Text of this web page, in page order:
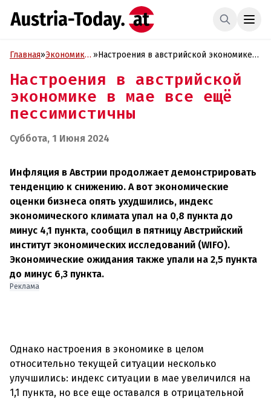
Главная»Экономика »Настроения в австрийской экономике в
Настроения в австрийской
экономике в мае все ещё
пессимистичны
Суббота, 1 Июня 2024
Инфляция в Австрии продолжает демонстрировать
тенденцию к снижению. А вот экономические
оценки бизнеса опять ухудшились, индекс
экономического климата упал на 0,8 пункта до
минус 4,1 пункта, сообщил в пятницу Австрийский
институт экономических исследований (WIFO).
Экономические ожидания также упали на 2,5 пункта
до минус 6,3 пункта.
Реклама
Однако настроения в экономике в целом
относительно текущей ситуации несколько
улучшились: индекс ситуации в мае увеличился на
1,1 пункта, но все еще оставался в отрицательной